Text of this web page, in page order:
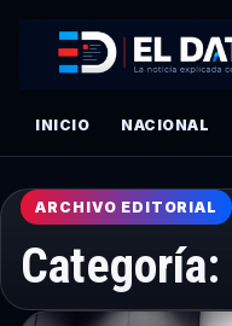
INICIO NACIONAL
ARCHIVO EDITORIAL
Categoría: